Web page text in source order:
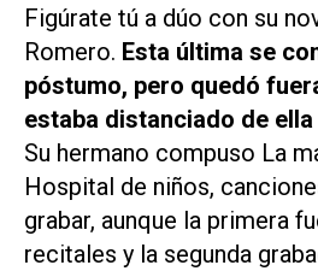
Figúrate tú a dúo con su
Romero. Esta última se
póstumo, pero quedó
estaba distanciado de
Su hermano compuso La
Hospital de niños,
grabar, aunque la primera
recitales y la segunda